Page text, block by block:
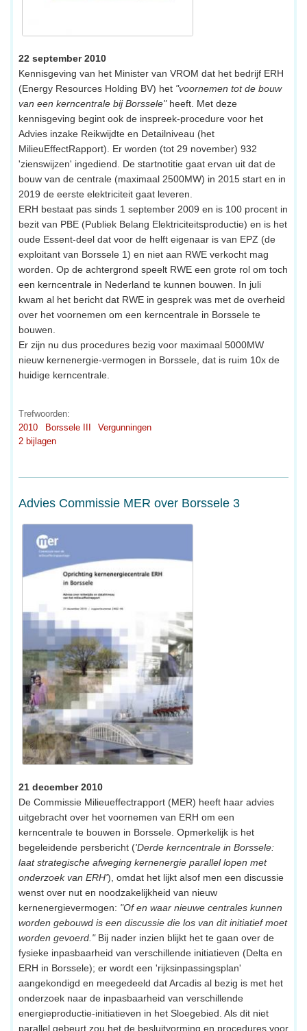
22 september 2010
Kennisgeving van het Minister van VROM dat het bedrijf ERH
(Energy Resources Holding BV) het "voornemen tot de bouw
van een kerncentrale bij Borssele"heeft. Met deze
kennisgeving begint ook de inspreek-procedure voor het
Advies inzake Reikwijdte en Detailniveau (het
MilieuEffectRapport). Er worden (tot 29 november) 932
'zienswijzen' ingediend. De startnotitie gaat ervan uit dat de
bouw van de centrale (maximaal 2500MW) in 2015 start en in
2019 de eerste elektriciteit gaat leveren.
ERH bestaat pas sinds 1 september 2009 en is 100 procent in
bezit van PBE (Publiek Belang Elektriciteitsproductie) en is het
oude Essent-deel dat voor de helft eigenaar is van EPZ (de
exploitant van Borssele 1) en niet aan RWE verkocht mag
worden. Op de achtergrond speelt RWE een grote rol om toch
een kerncentrale in Nederland te kunnen bouwen. In juli
kwam al het bericht dat RWE in gesprek was met de overheid
over het voornemen om een kerncentrale in Borssele te
bouwen.
Er zijn nu dus procedures bezig voor maximaal 5000MW
nieuw kernenergie-vermogen in Borssele, dat is ruim 10x de
huidige kerncentrale.
Trefwoorden:
2010
Borssele III
Vergunningen
2 bijlagen
Advies Commissie MER over Borssele 3
21 december 2010
De Commissie Milieueffectrapport (MER) heeft haar advies
uitgebracht over het voornemen van ERH om een
kerncentrale te bouwen in Borssele. Opmerkelijk is het
begeleidende persbericht ('Derde kerncentrale in Borssele:
laat strategische afweging kernenergie parallel lopen met
onderzoek van ERH'), omdat het lijkt alsof men een discussie
wenst over nut en noodzakelijkheid van nieuw
kernenergievermogen: "Of en waar nieuwe centrales kunnen
worden gebouwd is een discussie die los van dit initiatief moet
worden gevoerd."Bij nader inzien blijkt het te gaan over de
fysieke inpasbaarheid van verschillende initiatieven (Delta en
ERH in Borssele); er wordt een 'rijksinpassingsplan'
aangekondigd en meegedeeld dat Arcadis al bezig is met het
onderzoek naar de inpasbaarheid van verschillende
energieproductie-initiatieven in het Sloegebied. Als dit niet
parallel gebeurt zou het de besluitvorming en procedures voor